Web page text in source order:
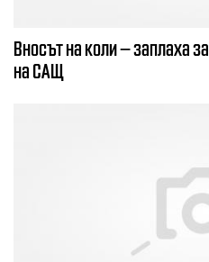
Вносът на коли – заплаха
на САЩ